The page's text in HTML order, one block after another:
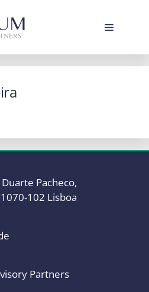
Menu
Pacheco,
102 Lisboa
Partners